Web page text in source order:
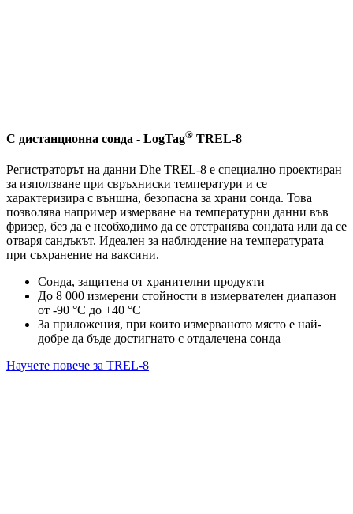
С дистанционна сонда - LogTag® TREL-8
Регистраторът на данни Dhe TREL-8 е специално проектиран
за използване при свръхниски температури и се
характеризира с външна, безопасна за храни сонда. Това
позволява например измерване на температурни данни във
фризер, без да е необходимо да се отстранява сондата или да се
отваря сандъкът. Идеален за наблюдение на температурата
при съхранение на ваксини.
Сонда, защитена от хранителни продукти
До 8 000 измерени стойности в измервателен диапазон
от -90 °C до +40 °C
За приложения, при които измерваното място е най-
добре да бъде достигнато с отдалечена сонда
Научете повече за TREL-8